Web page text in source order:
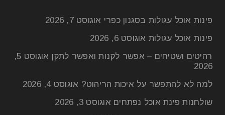
פינות אוכל עגולות בסגנון כפרי אוגוסט 7, 2026
פינות אוכל עגולות אוגוסט 6, 2026
רהיטים ושטיחים – אפשר לקנות ואפשר לתקן
אוגוסט 5,
2026
למה לא להתפשר על איכות הריהוט? אוגוסט 4, 2026
שולחנות פינת אוכל נפתחים אוגוסט 3, 2026